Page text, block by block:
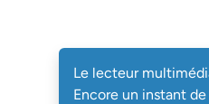
Le lecteur
Encore un instant